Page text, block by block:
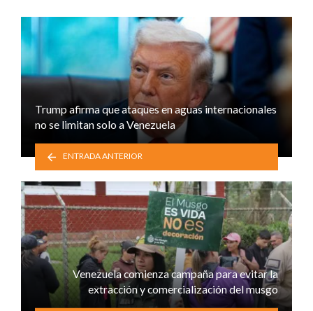
Trump afirma que ataques en aguas internacionales
no se limitan solo a Venezuela
ENTRADA ANTERIOR
Venezuela comienza campaña para evitar la
extracción y comercialización del musgo